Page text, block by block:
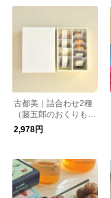
古都美｜詰合わせ2種
（藤五郎のおくりも
の・金澤パウンド）
2,978円